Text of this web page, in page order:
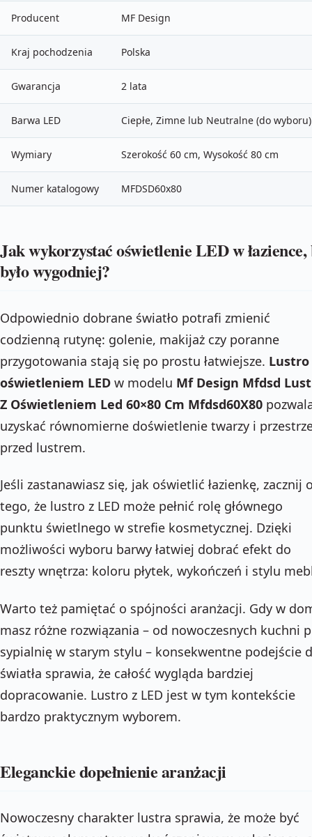
Producent MF Design
Kraj pochodzenia Polska
Gwarancja 2 lata
Barwa LED Ciepłe, Zimne lub Neutralne (do wyboru)
Wymiary Szerokość 60 cm, Wysokość 80 cm
Numer katalogowy MFDSD60x80
Jak wykorzystać oświetlenie LED w łazience,
było wygodniej?
Odpowiednio dobrane światło potrafi zmienić
codzienną rutynę: golenie, makijaż czy poranne
przygotowania stają się po prostu łatwiejsze. Lustro
oświetleniem LED w modelu Mf Design Mfdsd
Z Oświetleniem Led 60×80 Cm Mfdsd60X80
uzyskać równomierne doświetlenie twarzy i
przed lustrem.
Jeśli zastanawiasz się, jak oświetlić łazienkę, zacznij
tego, że lustro z LED może pełnić rolę głównego
punktu świetlnego w strefie kosmetycznej. Dzięki
możliwości wyboru barwy łatwiej dobrać efekt do
reszty wnętrza: koloru płytek, wykończeń i stylu
Warto też pamiętać o spójności aranżacji. Gdy w
masz różne rozwiązania – od nowoczesnych kuchni
sypialnię w starym stylu – konsekwentne podejście
światła sprawia, że całość wygląda bardziej
dopracowanie. Lustro z LED jest w tym kontekście
bardzo praktycznym wyborem.
Eleganckie dopełnienie aranżacji
Nowoczesny charakter lustra sprawia, że może być